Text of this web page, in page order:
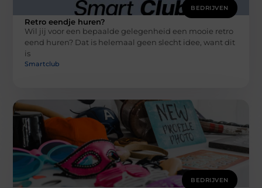
BEDRIJVEN
Retro eendje huren?
Wil jij voor een bepaalde gelegenheid een mooie retro
eend huren? Dat is helemaal geen slecht idee, want dit
is
Smartclub
BEDRIJVEN